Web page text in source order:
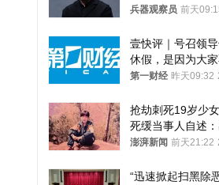
和中乌关系，显然
兵器观察员 前天
壹快评｜号召领
休假，是因为大
第一财经 昨天09:32
抢劫刺死19岁少
死缓当事人自述：
间始终刻意躲避被
澎湃新闻 前天21:22
“迅速掀起扫黑除